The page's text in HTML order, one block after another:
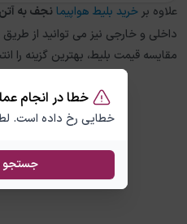
خطا در انجام
خطایی رخ داده است.
علاوه بر خرید بلیط هواپیما نجفبه آتن
داخلی و خارجی نیز می توانید از طریق
مقایسه قیمت بلیط، بهترین گزینه را